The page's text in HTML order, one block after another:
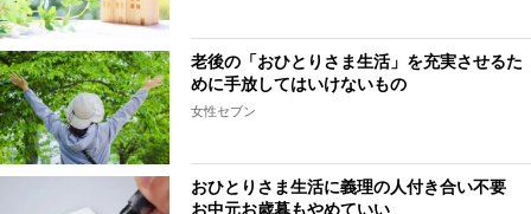
老後の「おひとりさま生活」を充実させるた
めに手放してはいけないもの
女性セブン
おひとりさま生活に義理の人付き合い不要
お中元お歳暮もやめていい